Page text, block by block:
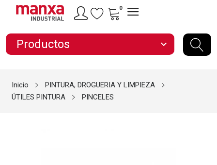
0
Productos expand_more
Inicio
PINTURA, DROGUERIA Y LIMPIEZA
ÚTILES PINTURA
PINCELES